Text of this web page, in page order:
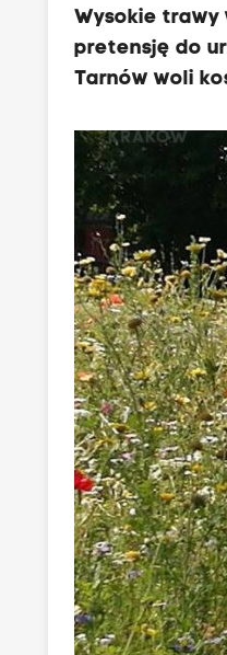
Wysokie trawy
pretensję do
Tarnów woli